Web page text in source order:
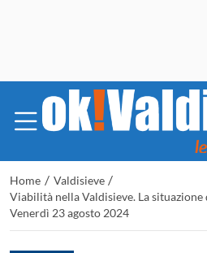
Home / Valdisieve /
Viabilità nella Valdisieve. La
Venerdì 23 agosto 2024